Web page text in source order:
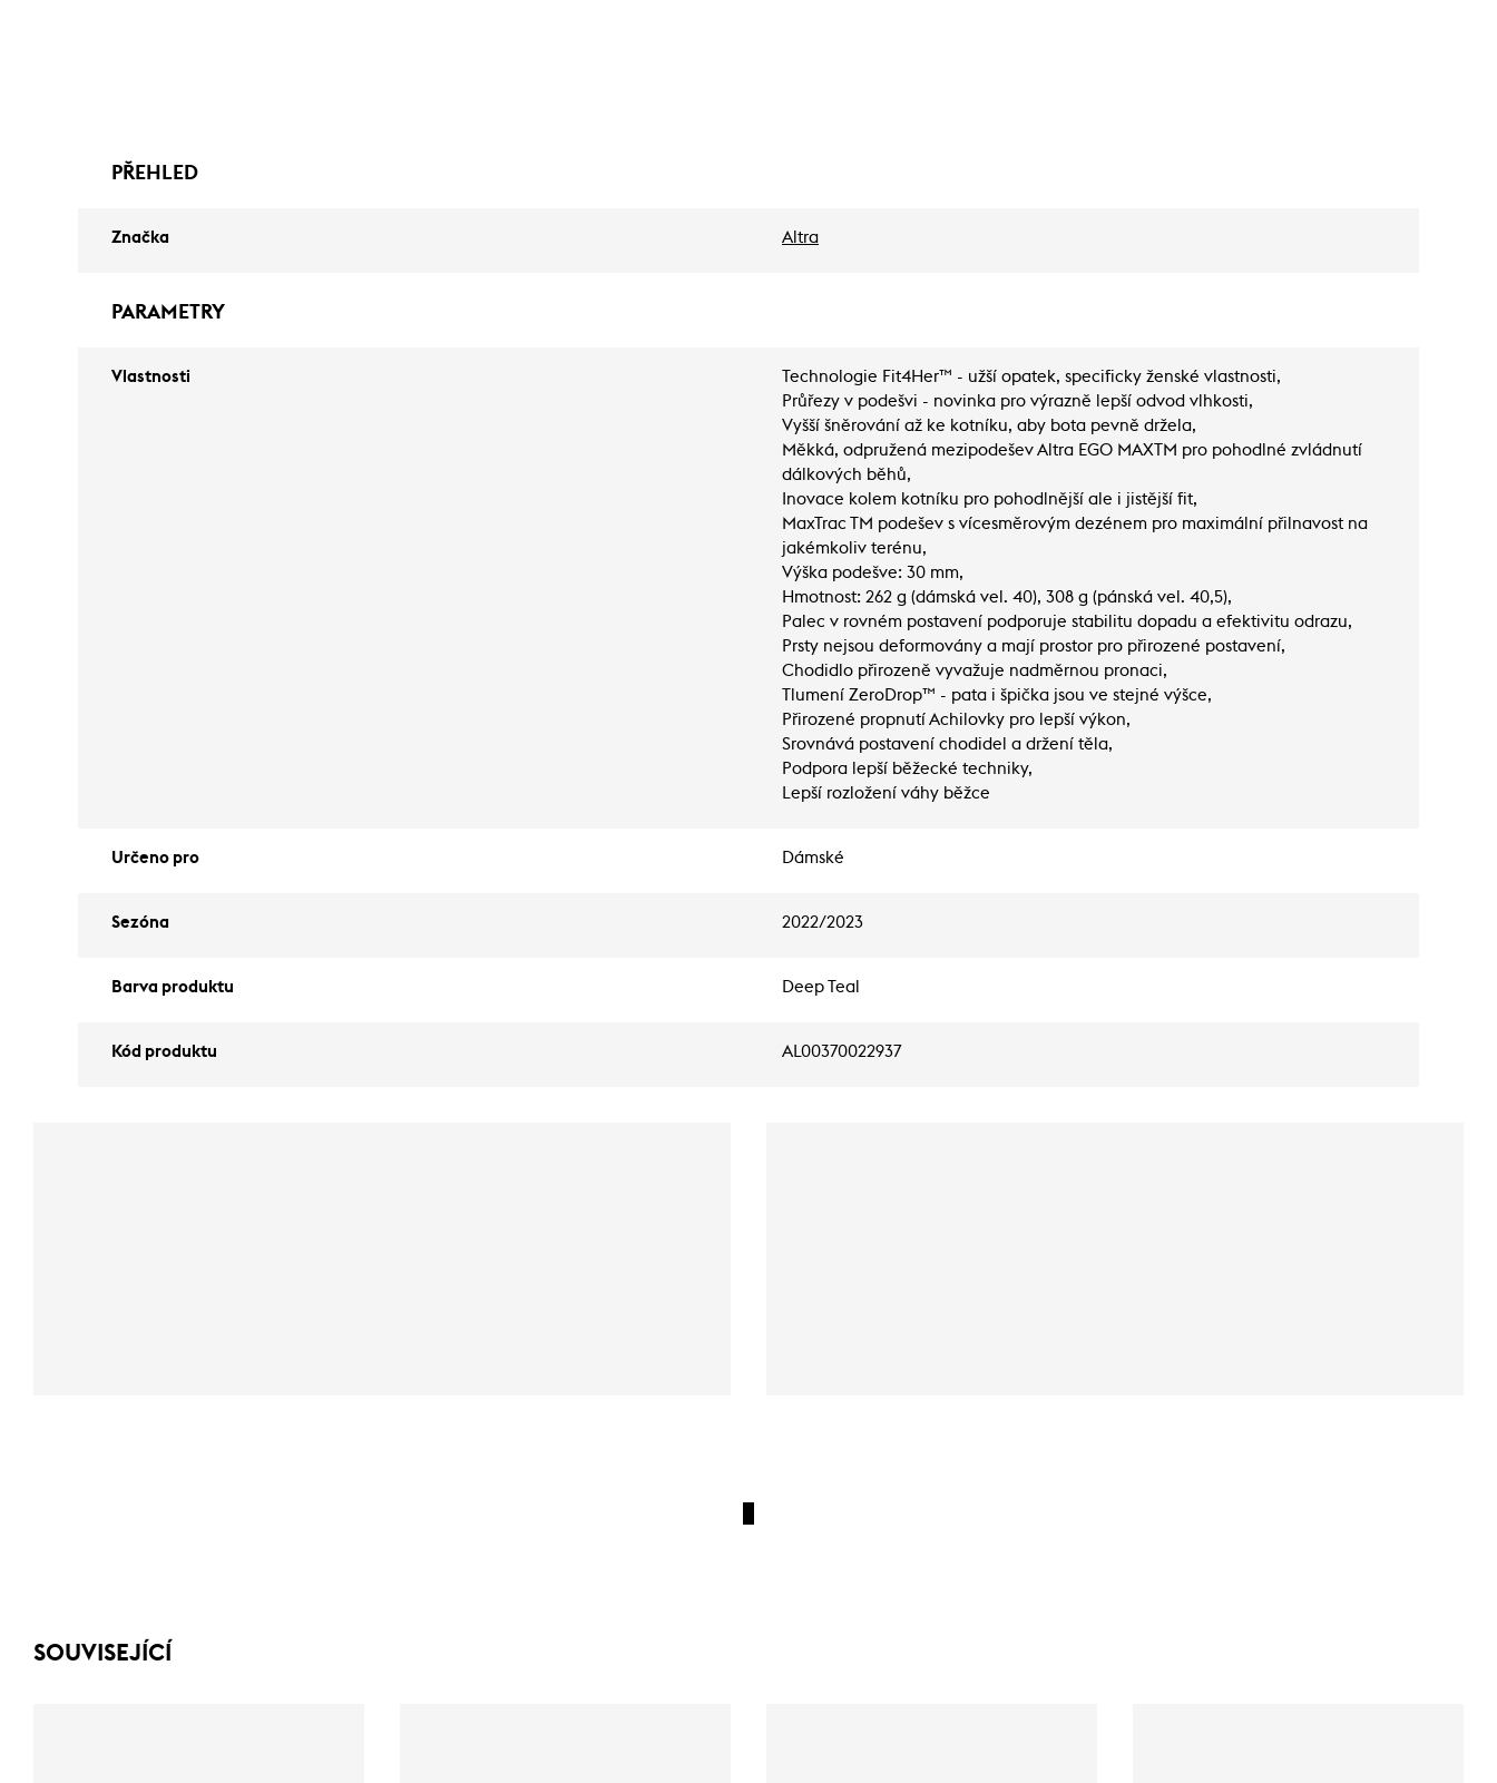
PŘEHLED
Značka Altra
PARAMETRY
Vlastnosti
Technologie Fit4Her™ - užší opatek, specificky ženské vlastnosti,
Průřezy v podešvi - novinka pro výrazně lepší odvod vlhkosti,
Vyšší šněrování až ke kotníku, aby bota pevně držela,
Měkká, odpružená mezipodešev Altra EGO MAXTM pro pohodlné zvládnutí
dálkových běhů,
Inovace kolem kotníku pro pohodlnější ale i jistější fit,
MaxTrac TM podešev s vícesměrovým dezénem pro maximální přilnavost na
jakémkoliv terénu,
Výška podešve: 30 mm,
Hmotnost: 262 g (dámská vel. 40), 308 g (pánská vel. 40,5),
Palec v rovném postavení podporuje stabilitu dopadu a efektivitu odrazu,
Prsty nejsou deformovány a mají prostor pro přirozené postavení,
Chodidlo přirozeně vyvažuje nadměrnou pronaci,
Tlumení ZeroDrop™ - pata i špička jsou ve stejné výšce,
Přirozené propnutí Achilovky pro lepší výkon,
Srovnává postavení chodidel a držení těla,
Podpora lepší běžecké techniky,
Lepší rozložení váhy běžce
Určeno pro Dámské
Sezóna 2022/2023
Barva produktu Deep Teal
Kód produktu AL00370022937
SOUVISEJÍCÍ